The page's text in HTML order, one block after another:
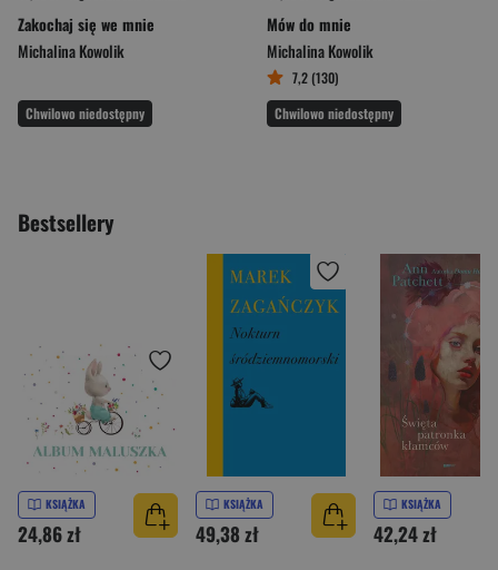
Zakochaj się we mnie
Michalina Kowolik
Chwilowo niedostępny
Mów do mnie
Michalina Kowolik
7,2 (130)
Chwilowo niedostępny
Bestsellery
KSIĄŻKA
24,86 zł
KSIĄŻKA
49,38 zł
KSIĄŻKA
42,24 zł